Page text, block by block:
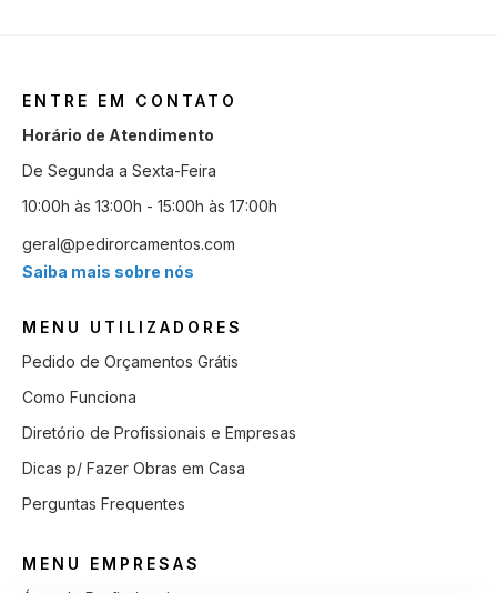
ENTRE EM CONTATO
Horário de Atendimento
De Segunda a Sexta-Feira
10:00h às 13:00h - 15:00h às 17:00h
geral@pedirorcamentos.com
Saiba mais sobre nós
MENU UTILIZADORES
Pedido de Orçamentos Grátis
Como Funciona
Diretório de Profissionais e Empresas
Dicas p/ Fazer Obras em Casa
Perguntas Frequentes
MENU EMPRESAS